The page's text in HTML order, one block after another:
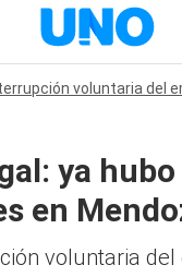
voluntaria del
ya hubo
en
voluntaria